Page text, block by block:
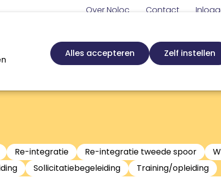
Alles accepteren Zelf instellen
Certificeren Vakgebied
Secundaire
navigatie
Zoek
Meta
Over Noloc Contact
Re-integratie Re-integratie tweede spoor
Sollicitatiebegeleiding Training/opleiding